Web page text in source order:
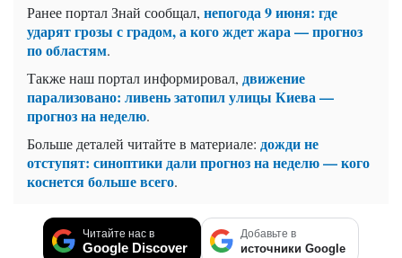
Ранее портал Знай сообщал, непогода 9 июня: где
ударят грозы с градом, а кого ждет жара — прогноз
по областям.
Также наш портал информировал, движение
парализовано: ливень затопил улицы Киева —
прогноз на неделю.
Больше деталей читайте в материале: дожди не
отступят: синоптики дали прогноз на неделю — кого
коснется больше всего.
Читайте нас в
Google Discover
Добавьте в
источники Google